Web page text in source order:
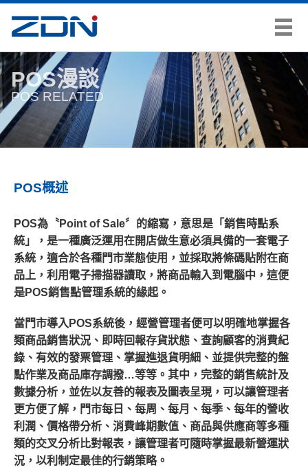
POS漫談
POS RELATED
POS概述
POS為〝Point of Sale〞的縮寫，意思是「銷售時點系
統」，是一種廣泛運用在開店做生意必須具備的一套電子
系統，適合於各種門市業態使用，並採取將條碼貼附在商
品上，利用電子掃描器讀取，將商品輸入到電腦中，這便
是POS銷售點管理系統的緣起。
當門市導入POS系統後，經營管理者便可以明確地掌握各
類商品銷售狀況、即時回報存貨狀態、查詢顧客的消費紀
錄、有效的發票管理、掌握進退貨明細、並提供完整的盤
點作業及商品庫存調撥…等等。其中，完整的銷售統計及
數據分析，並佐以友善的報表及圖表呈現，可以讓管理者
更方便了解，門市每日、每周、每月、每季、每年的營收
利潤、價格帶分析、消費峰期數值、商品與供應商等多種
類的交叉分析比對報表，讓管理者可隨時掌握最新營運狀
況，以利制定最佳的行銷策略。